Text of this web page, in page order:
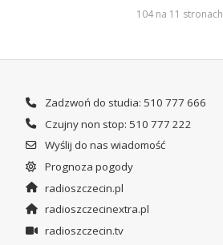
104 na 11 stronach
Zadzwoń do studia: 510 777 666
Czujny non stop: 510 777 222
Wyślij do nas wiadomość
Prognoza pogody
radioszczecin.pl
radioszczecinextra.pl
radioszczecin.tv